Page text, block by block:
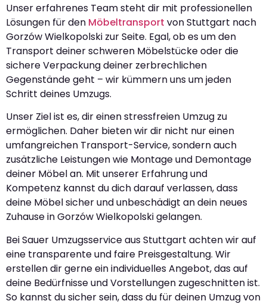
Unser erfahrenes Team steht dir mit professionellen
Lösungen für den Möbeltransport von Stuttgart nach
Gorzów Wielkopolski zur Seite. Egal, ob es um den
Transport deiner schweren Möbelstücke oder die
sichere Verpackung deiner zerbrechlichen
Gegenstände geht – wir kümmern uns um jeden
Schritt deines Umzugs.
Unser Ziel ist es, dir einen stressfreien Umzug zu
ermöglichen. Daher bieten wir dir nicht nur einen
umfangreichen Transport-Service, sondern auch
zusätzliche Leistungen wie Montage und Demontage
deiner Möbel an. Mit unserer Erfahrung und
Kompetenz kannst du dich darauf verlassen, dass
deine Möbel sicher und unbeschädigt an dein neues
Zuhause in Gorzów Wielkopolski gelangen.
Bei Sauer Umzugsservice aus Stuttgart achten wir auf
eine transparente und faire Preisgestaltung. Wir
erstellen dir gerne ein individuelles Angebot, das auf
deine Bedürfnisse und Vorstellungen zugeschnitten ist.
So kannst du sicher sein, dass du für deinen Umzug von